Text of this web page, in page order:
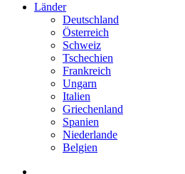
Länder
Deutschland
Österreich
Schweiz
Tschechien
Frankreich
Ungarn
Italien
Griechenland
Spanien
Niederlande
Belgien